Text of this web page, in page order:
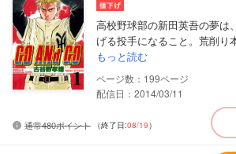
高校野球部の新田英吾の夢は
げる投手になること。荒削り
もっと読む
199
配信日：2014/03/11
通常480ポイント （終了日:08/19）